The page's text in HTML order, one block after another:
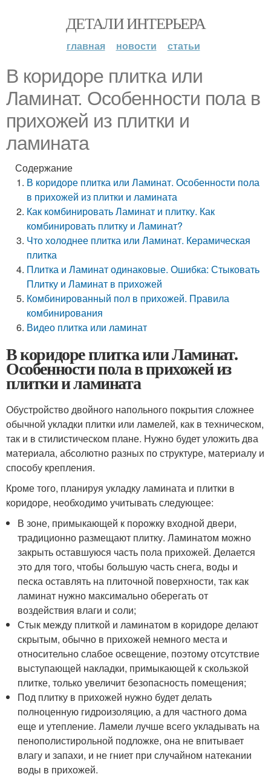
ДЕТАЛИ ИНТЕРЬЕРА
главная новости статьи
В коридоре плитка или
Ламинат. Особенности пола в
прихожей из плитки и
ламината
Содержание
В коридоре плитка или Ламинат. Особенности пола
в прихожей из плитки и ламината
Как комбинировать Ламинат и плитку. Как
комбинировать плитку и Ламинат?
Что холоднее плитка или Ламинат. Керамическая
плитка
Плитка и Ламинат одинаковые. Ошибка: Стыковать
Плитку и Ламинат в прихожей
Комбинированный пол в прихожей. Правила
комбинирования
Видео плитка или ламинат
В коридоре плитка или Ламинат.
Особенности пола в прихожей из
плитки и ламината
Обустройство двойного напольного покрытия сложнее
обычной укладки плитки или ламелей, как в техническом,
так и в стилистическом плане. Нужно будет уложить два
материала, абсолютно разных по структуре, материалу и
способу крепления.
Кроме того, планируя укладку ламината и плитки в
коридоре, необходимо учитывать следующее:
В зоне, примыкающей к порожку входной двери,
традиционно размещают плитку. Ламинатом можно
закрыть оставшуюся часть пола прихожей. Делается
это для того, чтобы большую часть снега, воды и
песка оставлять на плиточной поверхности, так как
ламинат нужно максимально оберегать от
воздействия влаги и соли;
Стык между плиткой и ламинатом в коридоре делают
скрытым, обычно в прихожей немного места и
относительно слабое освещение, поэтому отсутствие
выступающей накладки, примыкающей к скользкой
плитке, только увеличит безопасность помещения;
Под плитку в прихожей нужно будет делать
полноценную гидроизоляцию, а для частного дома
еще и утепление. Ламели лучше всего укладывать на
пенополистирольной подложке, она не впитывает
влагу и запахи, и не гниет при случайном натекании
воды в прихожей.